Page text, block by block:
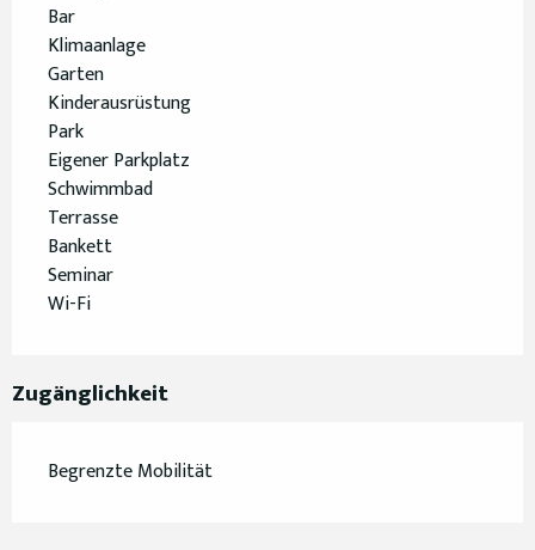
Bar
Klimaanlage
Garten
Kinderausrüstung
Park
Eigener Parkplatz
Schwimmbad
Terrasse
Bankett
Seminar
Wi-Fi
Zugänglichkeit
Begrenzte Mobilität